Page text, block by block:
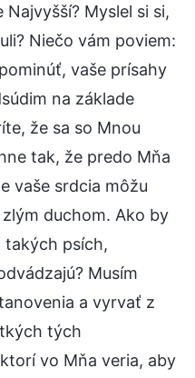
Myslel si si,
Niečo vám poviem:
vaše prísahy
na základe
že sa so Mnou
tak, že predo Mňa
vaše srdcia môžu
duchom. Ako by
psích,
Musím
a vyrvať z
tých
vo Mňa veria, aby